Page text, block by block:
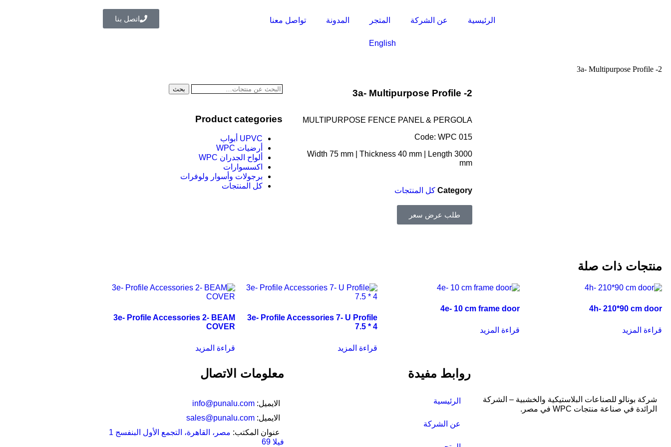
الرئيسية عن الشركة المتجر المدونة تواصل معنا
English
اتصل بنا
3a- Multipurpose Profile -2
3a- Multipurpose Profile -2
MULTIPURPOSE FENCE PANEL & PERGOLA
Code: WPC 015
Width 75 mm | Thickness 40 mm | Length 3000
mm
Category كل المنتجات
طلب عرض سعر
بحث
Product categories
UPVC أبواب
أرضيات WPC
ألواح الجدران WPC
اكسسوارات
برجولات وأسوار ولوفرات
كل المنتجات
منتجات ذات صلة
4h- 210*90 cm door
قراءة المزيد
4e- 10 cm frame door
قراءة المزيد
3e- Profile Accessories 7- U Profile
7.5 * 4
قراءة المزيد
3e- Profile Accessories 2- BEAM
COVER
قراءة المزيد
شركة بونالو للصناعات البلاستيكية والخشبية – الشركة
الرائدة في صناعة منتجات WPC في مصر.
روابط مفيدة
الرئيسية
عن الشركة
معلومات الاتصال
الايميل: info@punalu.com
الايميل: sales@punalu.com
عنوان المكتب:
مصر، القاهرة، التجمع الأول البنفسج 1
فيلا 69